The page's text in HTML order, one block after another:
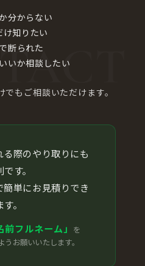
分からない
け知りたい
断られた
いか相談したい
もご相談いただけます。
際のやり取りにも
す。
単にお見積りでき
す。
前フルネーム」
を
お願いいたします。